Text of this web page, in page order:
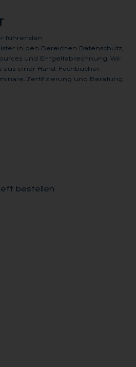
führenden
in den Bereichen Datenschutz,
und Entgeltabrechnung. Wir
einer Hand: Fachbücher,
Zertifizierung und Beratung.
bestellen